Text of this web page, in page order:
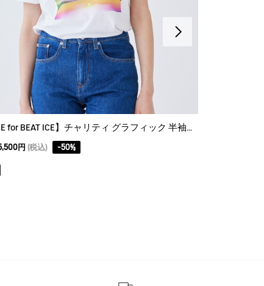
【AIGLE for BEAT ICE】チャリティ グラフィック 半袖Ｔシャツ
円 (税込) -50%